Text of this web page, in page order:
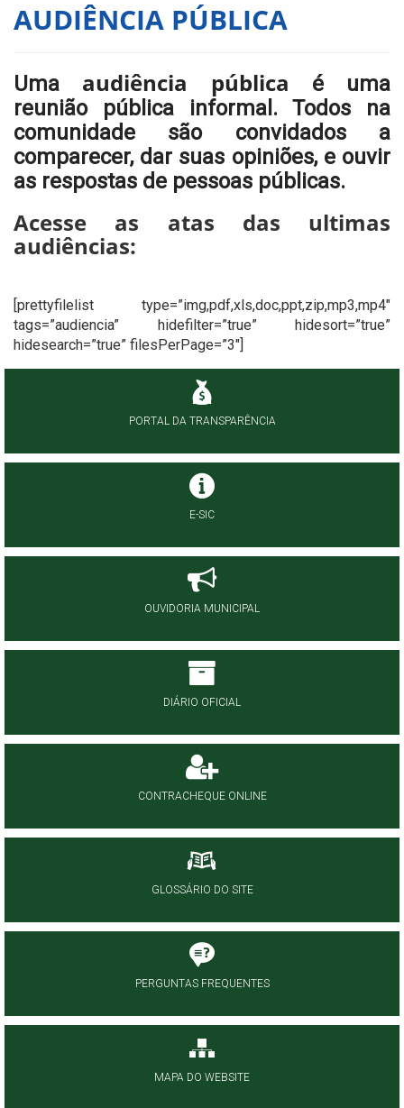
AUDIÊNCIA PÚBLICA
Uma audiência pública é uma
reunião pública informal. Todos na
comunidade são convidados a
comparecer, dar suas opiniões, e ouvir
as respostas de pessoas públicas.
Acesse as atas das ultimas
audiências:
[prettyfilelist type=”img,pdf,xls,doc,ppt,zip,mp3,mp4″
tags=”audiencia” hidefilter=”true” hidesort=”true”
hidesearch=”true” filesPerPage=”3″]
PORTAL DA TRANSPARÊNCIA
E-SIC
OUVIDORIA MUNICIPAL
DIÁRIO OFICIAL
CONTRACHEQUE ONLINE
GLOSSÁRIO DO SITE
PERGUNTAS FREQUENTES
MAPA DO WEBSITE